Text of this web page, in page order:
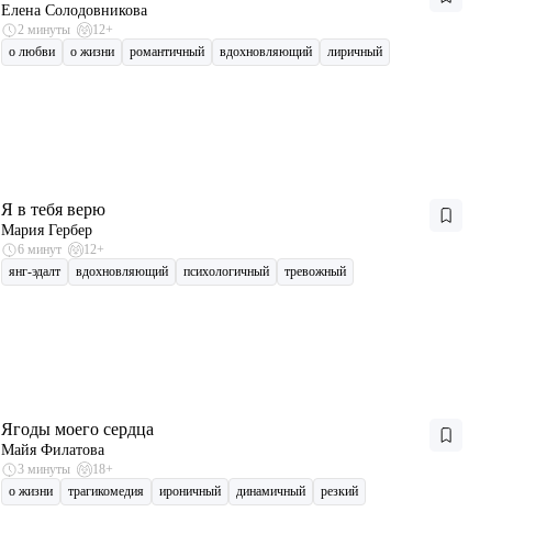
Елена Солодовникова
2 минуты
12+
о любви
о жизни романтичный вдохновляющий лиричный
Я в тебя верю
Мария Гербер
6 минут
12+
янг-эдалт
вдохновляющий психологичный тревожный
Ягоды моего сердца
Майя Филатова
3 минуты
18+
о жизни
трагикомедия ироничный динамичный резкий